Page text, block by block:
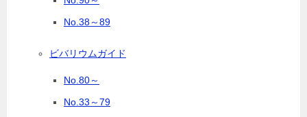
No.38～89
ビバリウムガイド
No.80～
No.33～79